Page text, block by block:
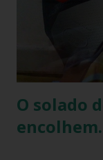
dos anos,
seus produtos.
de
O solado
encolhem.